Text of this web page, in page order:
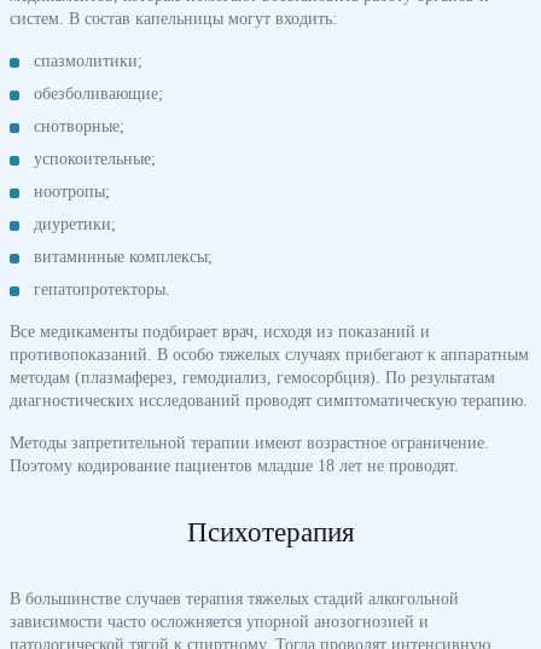
систем. В состав капельницы могут входить:
спазмолитики;
обезболивающие;
снотворные;
успокоительные;
ноотропы;
диуретики;
витаминные комплексы;
гепатопротекторы.
Все медикаменты подбирает врач, исходя из показаний и
противопоказаний. В особо тяжелых случаях прибегают к аппаратным
методам (плазмаферез, гемодиализ, гемосорбция). По результатам
диагностических исследований проводят симптоматическую терапию.
Методы запретительной терапии имеют возрастное ограничение.
Поэтому кодирование пациентов младше 18 лет не проводят.
Психотерапия
В большинстве случаев терапия тяжелых стадий алкогольной
зависимости часто осложняется упорной анозогнозией и
патологической тягой к спиртному. Тогда проводят интенсивную